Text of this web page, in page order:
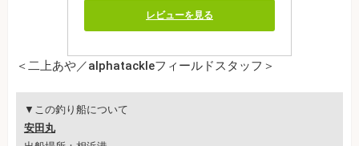
レビューを見る
＜二上あや／alphatackleフィールドスタッフ＞
▼この釣り船について
安田丸